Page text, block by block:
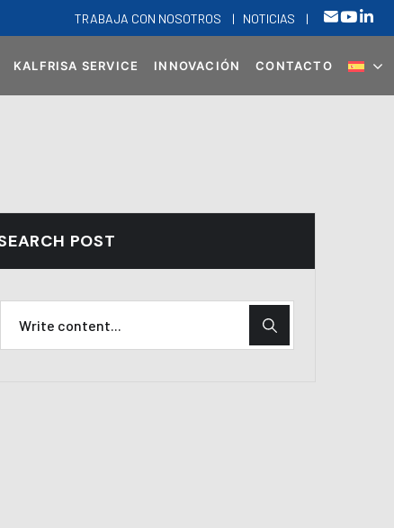
TRABAJA CON NOSOTROS | NOTICIAS |
KALFRISA SERVICE INNOVACIÓN CONTACTO
POST